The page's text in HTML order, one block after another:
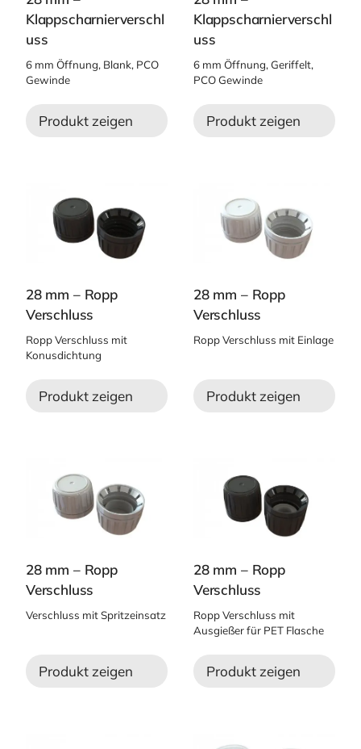
Klappscharnierverschl
uss
6 mm Öffnung, Blank, PCO
Gewinde
Produkt zeigen
Klappscharnierverschl
uss
6 mm Öffnung, Geriffelt,
PCO Gewinde
Produkt zeigen
28 mm – Ropp
Verschluss
Ropp Verschluss mit
Konusdichtung
Produkt zeigen
28 mm – Ropp
Verschluss
Ropp Verschluss mit Einlage
Produkt zeigen
28 mm – Ropp
Verschluss
Verschluss mit Spritzeinsatz
Produkt zeigen
28 mm – Ropp
Verschluss
Ropp Verschluss mit
Ausgießer für PET Flasche
Produkt zeigen